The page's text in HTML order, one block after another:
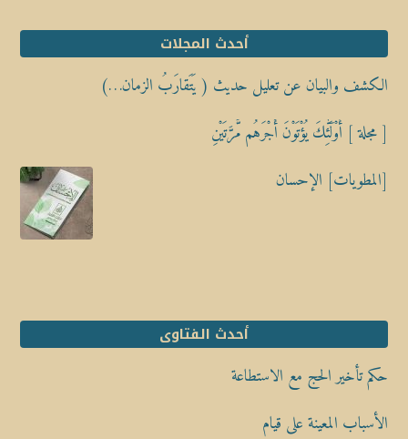
أحدث المجلات
الكشف والبيان عن تعليل حديث ( يَتَقارَبُ الزمان…)
[ مجلة ] أُوْلَٰٓئِكَ يُؤْتَوْنَ أَجْرَهُم مَّرَّتَيْنِ
[المطويات] الإحسان
أحدث الفتاوى
حكم تأخير الحج مع الاستطاعة
الأسباب المعينة على قيام